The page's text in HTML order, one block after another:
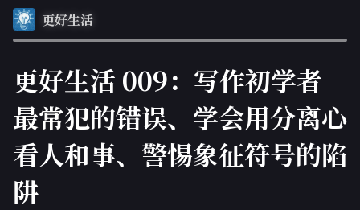
更好生活
更好生活 009：写作初学者
最常犯的错误、学会用分离心
看人和事、警惕象征符号的陷
阱